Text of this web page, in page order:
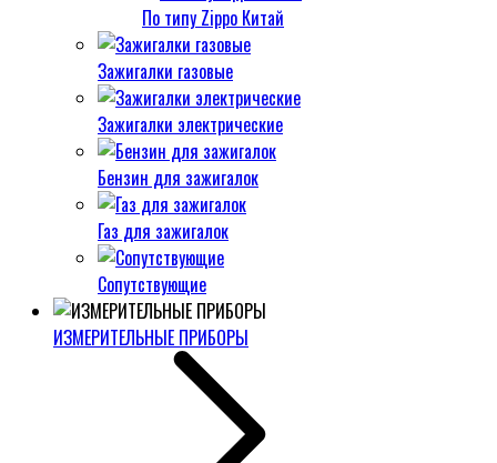
По типу Zippo Китай
Зажигалки газовые
Зажигалки электрические
Бензин для зажигалок
Газ для зажигалок
Сопутствующие
ИЗМЕРИТЕЛЬНЫЕ ПРИБОРЫ